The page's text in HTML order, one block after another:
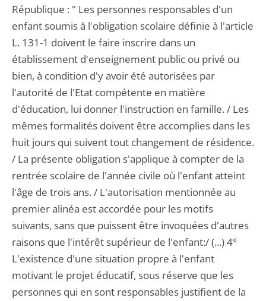
République : " Les personnes responsables d'un
enfant soumis à l'obligation scolaire définie à l'article
L. 131-1 doivent le faire inscrire dans un
établissement d'enseignement public ou privé ou
bien, à condition d'y avoir été autorisées par
l'autorité de l'Etat compétente en matière
d'éducation, lui donner l'instruction en famille. / Les
mêmes formalités doivent être accomplies dans les
huit jours qui suivent tout changement de résidence.
/ La présente obligation s'applique à compter de la
rentrée scolaire de l'année civile où l'enfant atteint
l'âge de trois ans. / L'autorisation mentionnée au
premier alinéa est accordée pour les motifs
suivants, sans que puissent être invoquées d'autres
raisons que l'intérêt supérieur de l'enfant:/ (...) 4°
L'existence d'une situation propre à l'enfant
motivant le projet éducatif, sous réserve que les
personnes qui en sont responsables justifient de la